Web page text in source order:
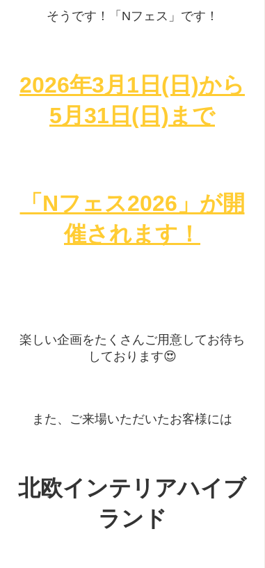
そうです！「Nフェス」です！
2026年3月1日(日)から
5月31日(日)まで
「Nフェス2026」が開
催されます！
楽しい企画をたくさんご用意してお待ち
しております😍
また、ご来場いただいたお客様には
北欧インテリアハイブ
ランド